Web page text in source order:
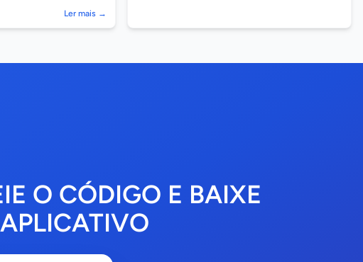
Ler mais →
O CÓDIGO E BAIXE